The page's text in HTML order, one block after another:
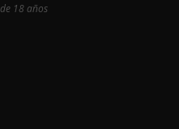
18 años